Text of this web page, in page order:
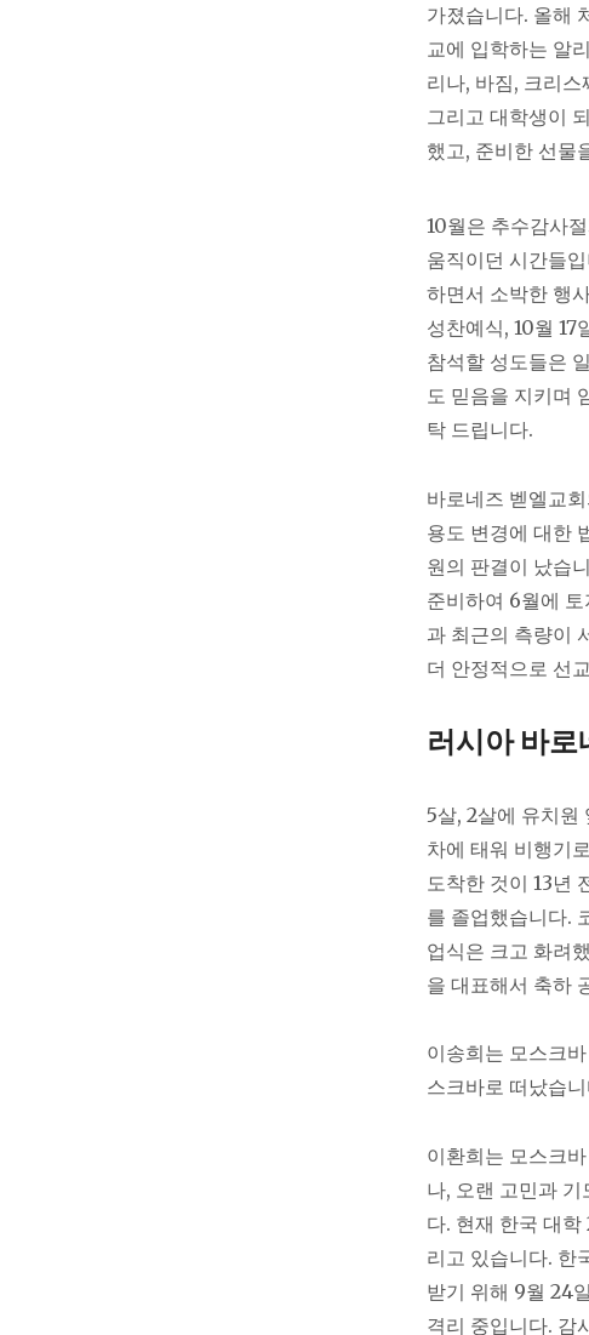
가졌습니다. 올해
교에 입학하는 알
리나, 바짐, 크리
그리고 대학생이
했고, 준비한 선물
10월은 추수감사
움직이던 시간들
하면서 소박한 행
성찬예식, 10월 17
참석할 성도들은
도 믿음을 지키며
탁 드립니다.
바로네즈 벧엘교
용도 변경에 대한
원의 판결이 났습
준비하여 6월에
과 최근의 측량이
더 안정적으로 선
러시아 바로
5살, 2살에 유치원
차에 태워 비행기
도착한 것이 13년
를 졸업했습니다.
업식은 크고 화려
을 대표해서 축하
이송희는 모스크
스크바로 떠났습
이환희는 모스크
나, 오랜 고민과
다. 현재 한국 대
리고 있습니다. 한
받기 위해 9월 24
격리 중입니다. 감